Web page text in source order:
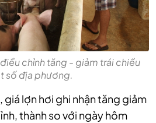
chỉnh tăng - giảm trái chiều
số địa phương.
giá lợn hơi ghi nhận tăng giảm
thành so với ngày hôm